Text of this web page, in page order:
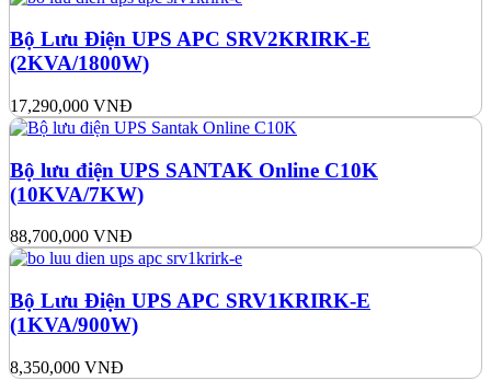
Bộ Lưu Điện UPS APC SRV2KRIRK-E
(2KVA/1800W)
17,290,000 VNĐ
Bộ lưu điện UPS SANTAK Online C10K
(10KVA/7KW)
88,700,000 VNĐ
Bộ Lưu Điện UPS APC SRV1KRIRK-E
(1KVA/900W)
8,350,000 VNĐ